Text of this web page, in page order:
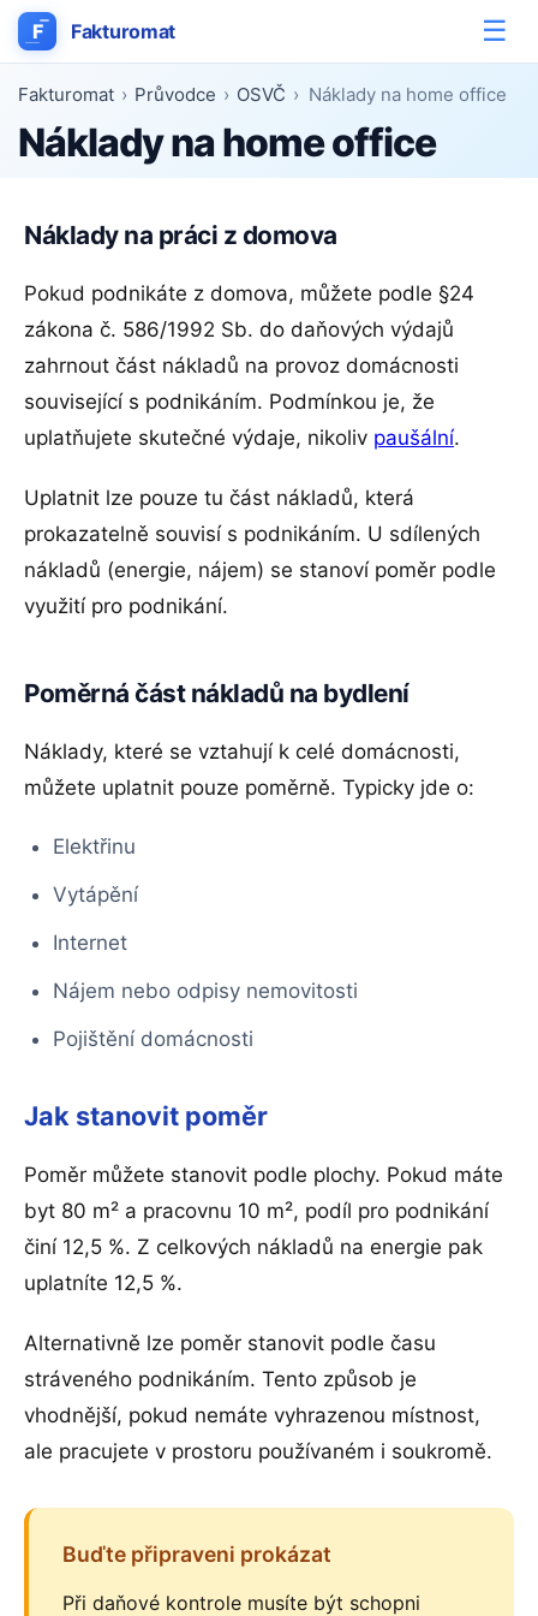
F Fakturomat ☰
Fakturomat › Průvodce › OSVČ › Náklady na home office
Náklady na home office
Náklady na práci z domova
Pokud podnikáte z domova, můžete podle §24
zákona č. 586/1992 Sb. do daňových výdajů
zahrnout část nákladů na provoz domácnosti
související s podnikáním. Podmínkou je, že
uplatňujete skutečné výdaje, nikoliv paušální.
Uplatnit lze pouze tu část nákladů, která
prokazatelně souvisí s podnikáním. U sdílených
nákladů (energie, nájem) se stanoví poměr podle
využití pro podnikání.
Poměrná část nákladů na bydlení
Náklady, které se vztahují k celé domácnosti,
můžete uplatnit pouze poměrně. Typicky jde o:
Elektřinu
Vytápění
Internet
Nájem nebo odpisy nemovitosti
Pojištění domácnosti
Jak stanovit poměr
Poměr můžete stanovit podle plochy. Pokud máte
byt 80 m² a pracovnu 10 m², podíl pro podnikání
činí 12,5 %. Z celkových nákladů na energie pak
uplatníte 12,5 %.
Alternativně lze poměr stanovit podle času
stráveného podnikáním. Tento způsob je
vhodnější, pokud nemáte vyhrazenou místnost,
ale pracujete v prostoru používaném i soukromě.
Buďte připraveni prokázat
Při daňové kontrole musíte být schopni